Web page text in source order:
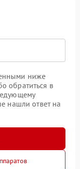
ниже
обратиться в
нашли ответ на